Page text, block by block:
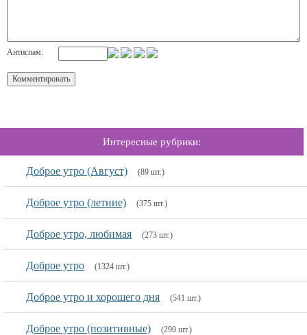
Антиспам:
Интересные рубрики:
Доброе утро (Август) (89 шт.)
Доброе утро (летние) (375 шт.)
Доброе утро, любимая (273 шт.)
Доброе утро (1324 шт.)
Доброе утро и хорошего дня (541 шт.)
Доброе утро (позитивные) (290 шт.)